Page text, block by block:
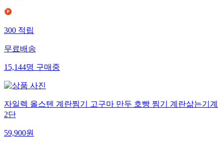
300 적립
무료배송
15,144명 구매중
자일렉 올스텐 계란찜기 고구마 만두 호빵 찜기 계란삶는기계
2단
59,900원